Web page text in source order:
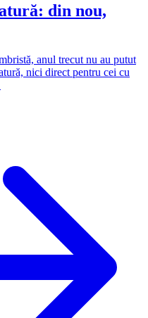
din nou,
anul trecut nu au putut
nici direct pentru cei cu